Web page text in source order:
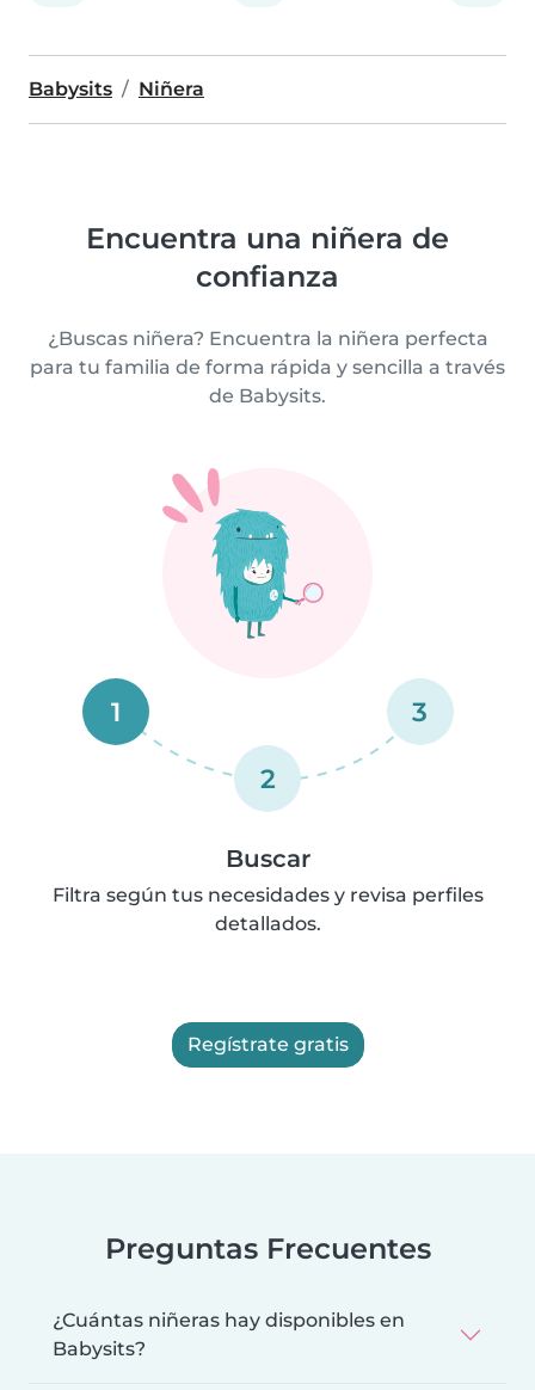
Babysits Niñera
Encuentra una niñera de
confianza
¿Buscas niñera? Encuentra la niñera perfecta
para tu familia de forma rápida y sencilla a través
de Babysits.
1
2
3
Buscar
Filtra según tus necesidades y revisa perfiles
detallados.
Regístrate gratis
Preguntas Frecuentes
¿Cuántas niñeras hay disponibles en
Babysits?